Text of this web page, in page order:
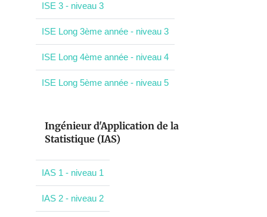
ISE 3 - niveau 3
ISE Long 3ème année - niveau 3
ISE Long 4ème année - niveau 4
ISE Long 5ème année - niveau 5
Ingénieur d'Application de la
Statistique (IAS)
IAS 1 - niveau 1
IAS 2 - niveau 2